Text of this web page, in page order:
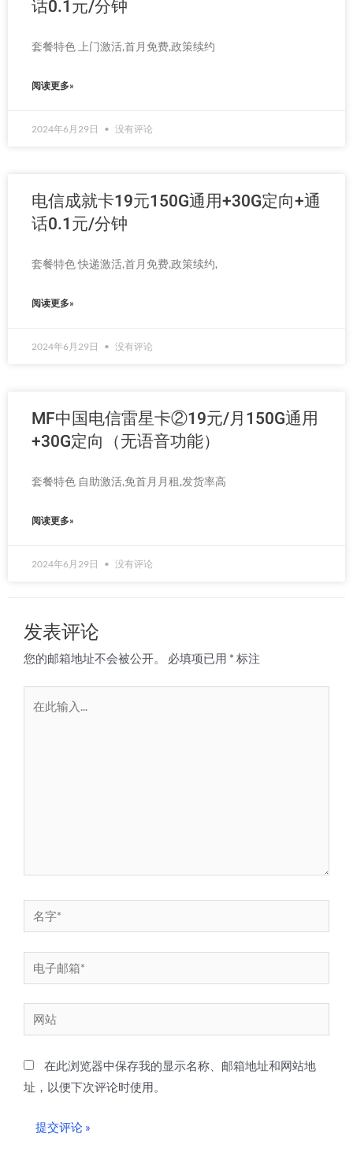
话0.1元/分钟
套餐特色 上门激活,首月免费,政策续约
阅读更多»
2024年6月29日 没有评论
电信成就卡19元150G通用+30G定向+通
话0.1元/分钟
套餐特色 快递激活,首月免费,政策续约,
阅读更多»
2024年6月29日 没有评论
MF中国电信雷星卡②19元/月150G通用
+30G定向（无语音功能）
套餐特色 自助激活,免首月月租,发货率高
阅读更多»
2024年6月29日 没有评论
发表评论
您的邮箱地址不会被公开。 必填项已用 * 标注
字
*
电
子
邮
箱
网
站
在此浏览器中保存我的显示名称、邮箱地址和网站地
址，以便下次评论时使用。